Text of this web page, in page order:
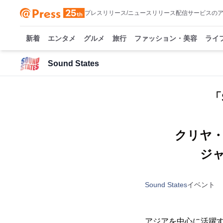
プレスリリース/ニュースリリース配信サービスの
新着 エンタメ グルメ 旅行 ファッション・美容 ライ
Sound States
クリヤ
ジ
Sound Statesイベント
アジアを中心に活躍